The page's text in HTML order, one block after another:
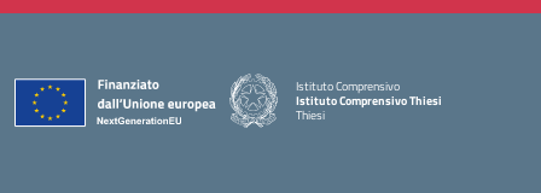
Istituto Comprensivo
Istituto Comprensivo Thiesi
Thiesi